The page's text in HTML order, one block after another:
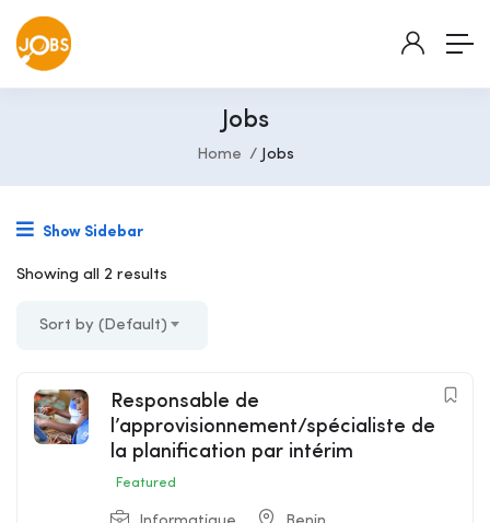
Jobs
Home Jobs
Show Sidebar
Showing all 2 results
Sort by (Default)
Responsable de
l’approvisionnement/spécialiste de
la planification par intérim
Featured